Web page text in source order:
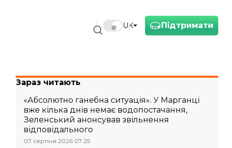
Підтримати
UK
Зараз читають
«Абсолютно ганебна ситуація». У Марганці
вже кілька днів немає водопостачання,
Зеленський анонсував звільнення
відповідального
07 серпня 2026 07:25